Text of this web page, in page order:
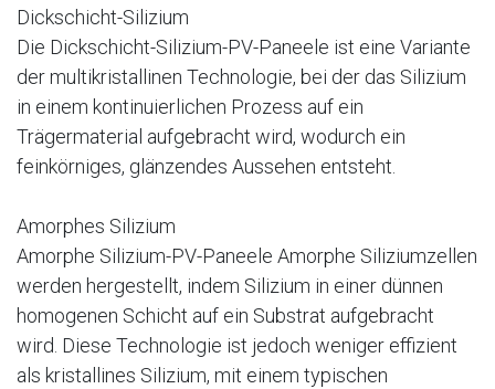
Dickschicht-Silizium
Die Dickschicht-Silizium-PV-Paneele ist eine Variante
der multikristallinen Technologie, bei der das Silizium
in einem kontinuierlichen Prozess auf ein
Trägermaterial aufgebracht wird, wodurch ein
feinkörniges, glänzendes Aussehen entsteht.
Amorphes Silizium
Amorphe Silizium-PV-Paneele Amorphe Siliziumzellen
werden hergestellt, indem Silizium in einer dünnen
homogenen Schicht auf ein Substrat aufgebracht
wird. Diese Technologie ist jedoch weniger effizient
als kristallines Silizium, mit einem typischen